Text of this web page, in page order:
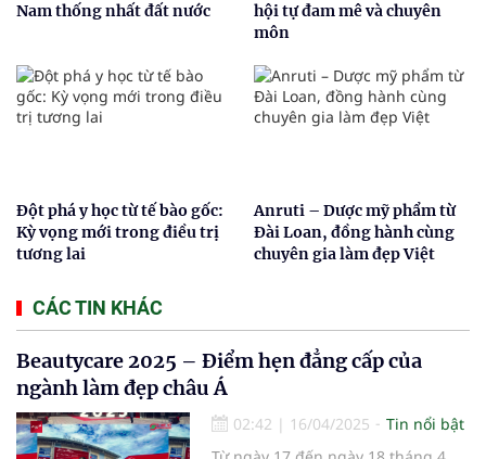
Nam thống nhất đất nước
hội tự đam mê và chuyên
môn
Đột phá y học từ tế bào gốc:
Kỳ vọng mới trong điều trị
tương lai
Anruti – Dược mỹ phẩm từ
Đài Loan, đồng hành cùng
chuyên gia làm đẹp Việt
CÁC TIN KHÁC
Beautycare 2025 – Điểm hẹn đẳng cấp của
ngành làm đẹp châu Á
02:42 | 16/04/2025
Tin nổi bật